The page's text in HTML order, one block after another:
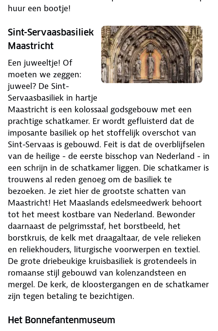
huur een bootje!
Sint-Servaasbasiliek
Maastricht
Een juweeltje! Of
moeten we zeggen:
juweel? De Sint-
Servaasbasiliek in hartje
Maastricht is een kolossaal godsgebouw met een
prachtige schatkamer. Er wordt gefluisterd dat de
imposante basiliek op het stoffelijk overschot van
Sint-Servaas is gebouwd. Feit is dat de overblijfselen
van de heilige - de eerste bisschop van Nederland - in
een schrijn in de schatkamer liggen. Die schatkamer is
trouwens al reden genoeg om de basiliek te
bezoeken. Je ziet hier de grootste schatten van
Maastricht! Het Maaslands edelsmeedwerk behoort
tot het meest kostbare van Nederland. Bewonder
daarnaast de pelgrimsstaf, het borstbeeld, het
borstkruis, de kelk met draagaltaar, de vele relieken
en reliekhouders, liturgische voorwerpen en textiel.
De grote driebeukige kruisbasiliek is grotendeels in
romaanse stijl gebouwd van kolenzandsteen en
mergel. De kerk, de kloostergangen en de schatkamer
zijn tegen betaling te bezichtigen.
Het Bonnefantenmuseum